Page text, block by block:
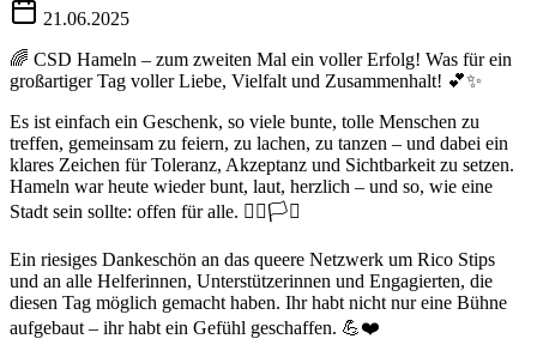
21.06.2025
🌈 CSD Hameln – zum zweiten Mal ein voller Erfolg! Was für ein
großartiger Tag voller Liebe, Vielfalt und Zusammenhalt! 💕✨
Es ist einfach ein Geschenk, so viele bunte, tolle Menschen zu
treffen, gemeinsam zu feiern, zu lachen, zu tanzen – und dabei ein
klares Zeichen für Toleranz, Akzeptanz und Sichtbarkeit zu setzen.
Hameln war heute wieder bunt, laut, herzlich – und so, wie eine
Stadt sein sollte: offen für alle. 🏳️‍🌈🏳️‍⚧️
Ein riesiges Dankeschön an das queere Netzwerk um Rico Stips
und an alle Helferinnen, Unterstützerinnen und Engagierten, die
diesen Tag möglich gemacht haben. Ihr habt nicht nur eine Bühne
aufgebaut – ihr habt ein Gefühl geschaffen. 💪❤️